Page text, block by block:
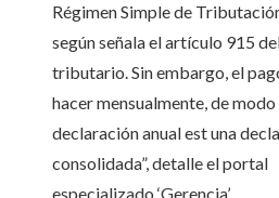
Régimen Simple de
según señala el artículo 915
tributario. Sin embargo, el
hacer mensualmente, de modo
declaración anual est una
consolidada”, detalle el portal
especializado ‘Gerencia’.